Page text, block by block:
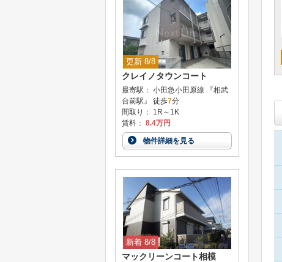
更新 8/8
クレイノタウンコート
最寄駅： 小田急小田原線 『相武
台前駅』 徒歩7分
間取り： 1R～1K
賃料： 8.4万円
物件詳細を見る
新着 8/8
マックリーンコート相模